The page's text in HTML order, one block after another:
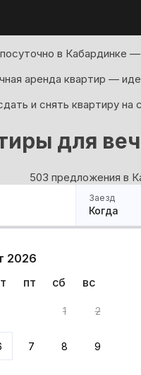
в Кабардинке
аренда квартир —
и снять квартиру на
для
503 предложения в
Заезд
Когда
2026
пт сб вс
1 2
7 8 9